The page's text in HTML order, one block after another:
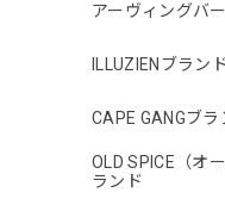
アーヴィングバ
ILLUZIENブランド
CAPE GANGブラ
OLD SPICE（オ
ランド